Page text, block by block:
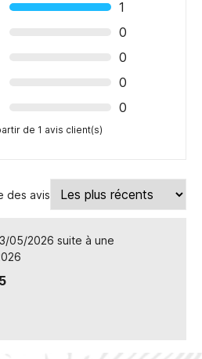
1
0
0
0
0
de 1 avis client(s)
des avis
05/2026 suite à une